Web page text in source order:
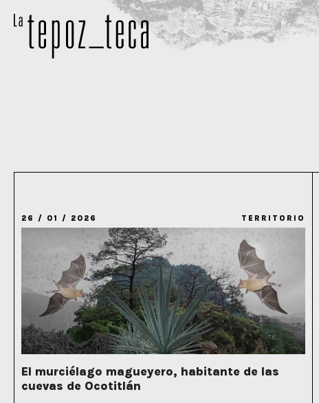
26 / 01 / 2026 TERRITORIO
El murciélago magueyero, habitante de las
cuevas de Ocotitlán